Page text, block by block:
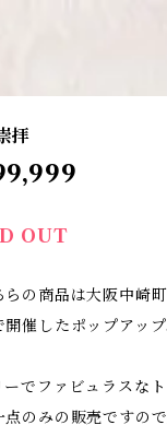
拝
OUT
らの商品は大阪中崎
開催したポップアッ
ーでファビュラスな
点のみの販売ですの